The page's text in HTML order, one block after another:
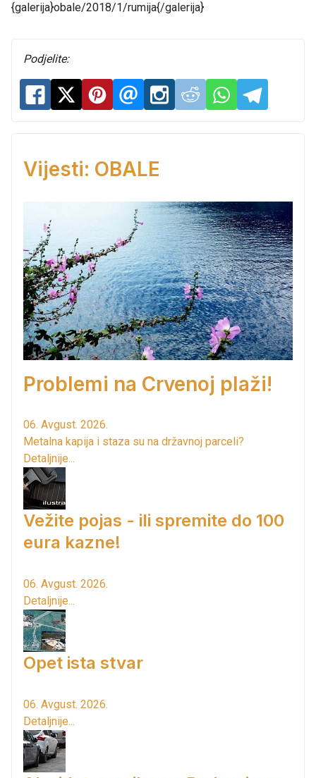
{galerija}obale/2018/1/rumija{/galerija}
Podjelite:
Vijesti: OBALE
Problemi na Crvenoj plaži!
06. Avgust. 2026.
Metalna kapija i staza su na državnoj parceli?
Detaljnije...
Vežite pojas - ili spremite do 100
eura kazne!
06. Avgust. 2026.
Detaljnije...
Opet ista stvar
06. Avgust. 2026.
Detaljnije...